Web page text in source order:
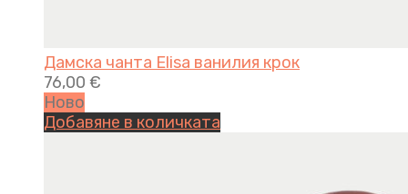
Дамска чанта Elisa ванилия крок
76,00 €
Ново
Добавяне в количката